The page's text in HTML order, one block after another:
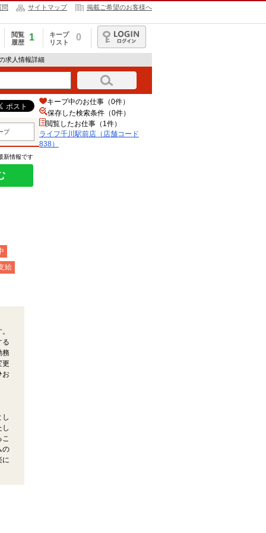
問 サイトマップ 掲載ご希望のお客様へ
閲覧
履歴
1
キープ
リスト
0
ログイン
求人情報詳細
プ
新情報です
給
る
務
更
お
こ
の
に
キープ中のお仕事（0件）
保存した検索条件（0件）
閲覧したお仕事（1件）
ライフ千川駅前店（店舗コード
838）